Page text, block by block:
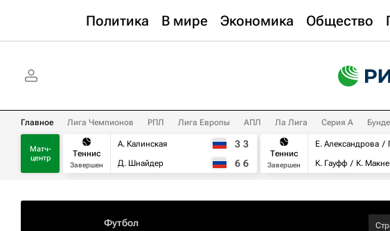
Политика В мире Экономика Общество
Главное Лига Чемпионов РПЛ Лига Европы АПЛ Ла Лига Серия А
Матч-
центр
Теннис
Завершен
А. Калинская
Д. Шнайдер
3 3
6 6
Теннис
Завершен
Е. Александрова
К. Гауфф
К.
Футбол